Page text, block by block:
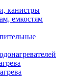
канистры
емкостям